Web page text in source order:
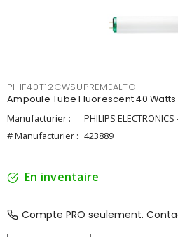
PHIF40T12CWSUPREMEALTO
Ampoule Tube Fluorescent 40 Watts
Manufacturier :
PHILIPS ELECTRONICS
# Manufacturier : 423889
En inventaire
Compte PRO seulement.